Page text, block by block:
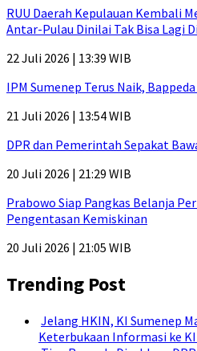
RUU Daerah Kepulauan Kembali
Antar-Pulau Dinilai Tak Bisa Lagi
22 Juli 2026 | 13:39 WIB
IPM Sumenep Terus Naik,
21 Juli 2026 | 13:54 WIB
DPR dan Pemerintah Sepakat
20 Juli 2026 | 21:29 WIB
Prabowo Siap Pangkas Belanja
Pengentasan Kemiskinan
20 Juli 2026 | 21:05 WIB
Trending Post
Jelang HKIN, KI Sumenep
Keterbukaan Informasi ke